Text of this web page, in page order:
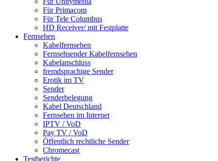
Für Primacom
Für Tele Columbus
HD Receiver/ mit Festplatte
Fernsehen
Kabelfernsehen
Fernsehsender Kabelfernsehen
Kabelanschluss
fremdsprachige Sender
Erotik im TV
Sender
Senderbelegung
Kabel Deutschland
Fernsehen im Internet
IPTV / VoD
Pay TV / VoD
Öffentlich rechtliche Sender
Chromecast
Testberichte